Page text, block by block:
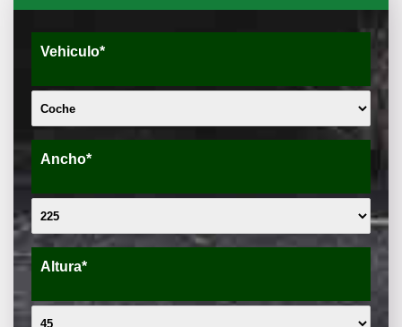
Vehiculo*
Ancho*
Altura*